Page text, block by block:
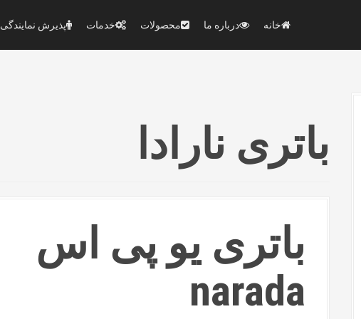
پذیرش نمایندگی خدمات محصولات درباره ما خانه
باتری نارادا
باتری یو پی اس
narada